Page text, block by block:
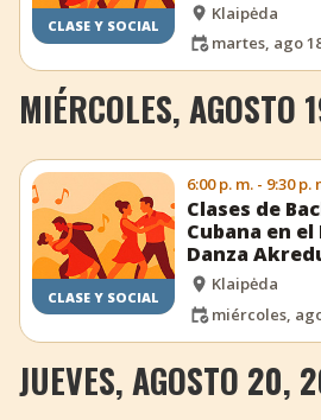
CLASE Y SOCIAL
Klaipėda
martes, ago
MIÉRCOLES, AGOSTO
CLASE Y SOCIAL
6:00 p. m. - 9:30 p.
Clases de
Cubana en
Danza
Klaipėda
miércoles,
JUEVES, AGOSTO 20,